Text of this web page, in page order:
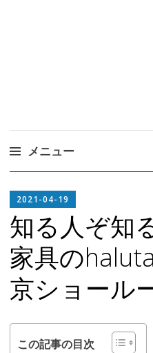
メニュー
ン
テ
ン
ツ
へ
ス
キ
ッ
プ
2021-04-19
CHIEF
知る人ぞ知
家具の
京ショール
この記事の目次